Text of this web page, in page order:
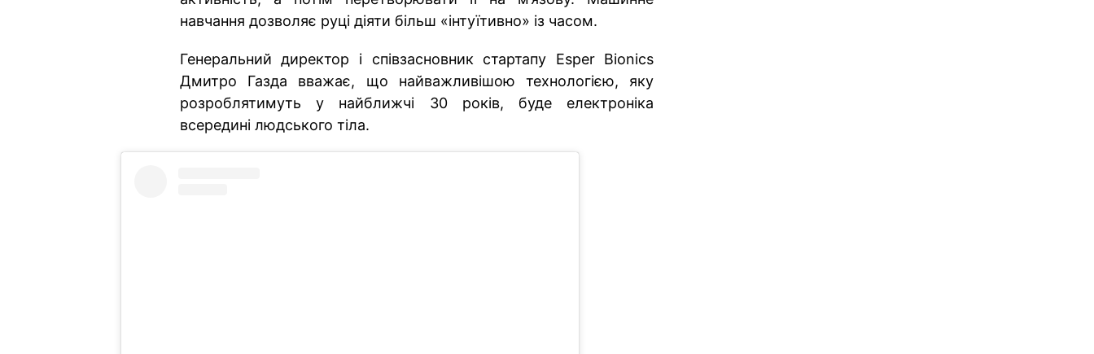
навчання дозволяє руці діяти більш «інтуїтивно» із часом.
Генеральний директор і співзасновник стартапу Esper Bionics
Дмитро Газда вважає, що найважливішою технологією, яку
розроблятимуть у найближчі 30 років, буде електроніка
всередині людського тіла.